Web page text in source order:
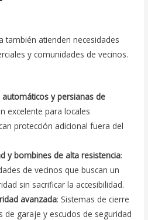
también atienden necesidades
y comunidades de vecinos.
y persianas de
excelente para locales
protección adicional fuera del
y bombines de alta resistencia:
de vecinos que buscan un
sin sacrificar la accesibilidad.
avanzada: Sistemas de cierre
de garaje y escudos de seguridad